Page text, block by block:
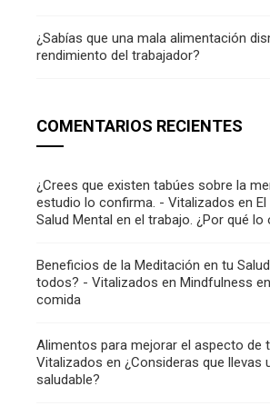
¿Sabías que una mala alimentación
rendimiento del trabajador?
COMENTARIOS RECIENTES
¿Crees que existen tabúes sobre la
estudio lo confirma. - Vitalizados en
Salud Mental en el trabajo. ¿Por qué
Beneficios de la Meditación en tu
todos? - Vitalizados en Mindfulness
comida
Alimentos para mejorar el aspecto de
Vitalizados en ¿Consideras que llevas
saludable?